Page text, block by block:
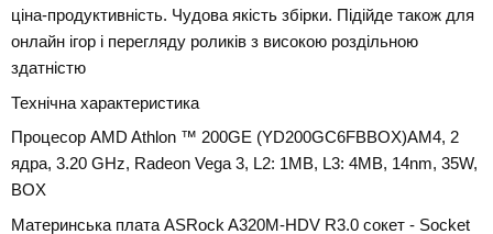
ціна-продуктивність. Чудова якість збірки. Підійде також для
онлайн ігор і перегляду роликів з високою роздільною
здатністю
Технічна характеристика
Процесор AMD Athlon ™ 200GE (YD200GC6FBBOX)AM4, 2
ядра, 3.20 GHz, Radeon Vega 3, L2: 1MB, L3: 4MB, 14nm, 35W,
BOX
Материнська плата ASRock A320M-HDV R3.0 сокет - Socket